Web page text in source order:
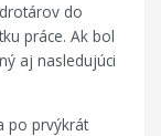
do
práce. Ak bol
aj nasledujúci
po prvýkrát